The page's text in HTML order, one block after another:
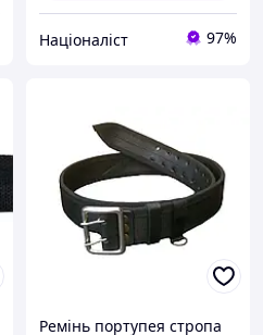
Націоналіст 97%
Ремінь портупея стропа